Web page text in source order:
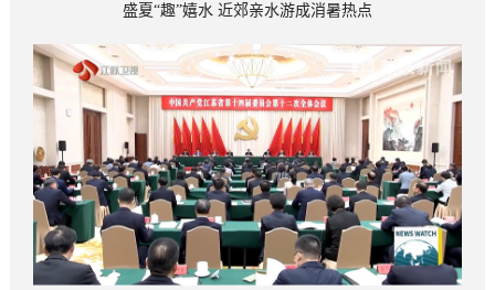
盛夏“趣”嬉水 近郊亲水游成消暑热点